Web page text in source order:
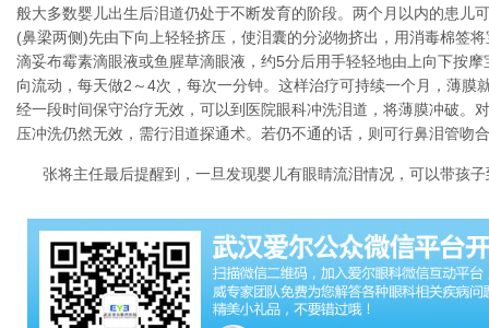
般大多数婴儿出生后泪道仍处于不断发育的阶段。两个月以内的患儿
(鼻梁两侧)先由下向上轻轻挤压，使泪囊的分泌物挤出，用消毒棉签
滴妥布霉素滴眼液或鱼腥草滴眼液，约5分后用手轻轻地由上向下按
向流动，每天做2～4次，每次一分钟。这样治疗可持续一个月，薄膜
经一段时间保守治疗无效，可以到医院眼科冲洗泪道，将薄膜冲破。
压冲洗仍然无效，需行泪道探通术。若仍不通的话，则可行鼻泪管吻
张将主任最后提醒到，一旦发现婴儿有眼睛流泪情况，可以带孩